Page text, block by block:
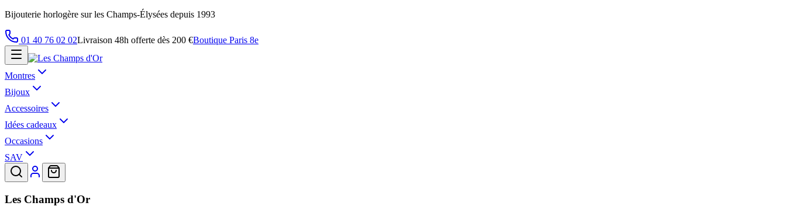
Bijouterie horlogère sur les Champs-Élysées depuis 1993
01 40 76 02 02Livraison 48h offerte dès 200 €Boutique Paris 8e
Montres
Bijoux
Accessoires
Idées cadeaux
Occasions
SAV
Les Champs d'Or